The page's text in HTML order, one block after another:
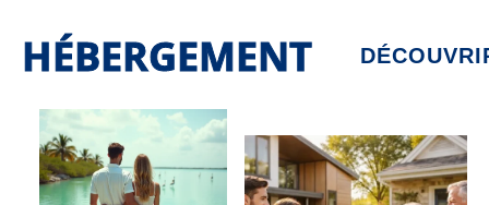
HÉBERGEMENT